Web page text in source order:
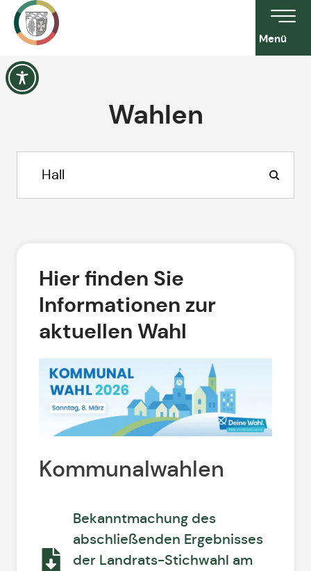
Menü
Wahlen
Hier finden Sie
Informationen zur
aktuellen Wahl
Kommunalwahlen
Bekanntmachung des
abschließenden Ergebnisses
der Landrats-Stichwahl am